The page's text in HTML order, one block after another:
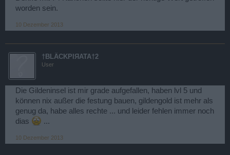
worden sein.
10 Dezember 2013
†BLÄCKPIЯATA†2
User
Die Gildeninsel ist mir grade aufgefallen, haben lvl 5 und
können nix außer die festung bauen, gildengold ist mehr als
genug da, habe alles rechte ... und leider fehlen immer noch
dias
...
10 Dezember 2013